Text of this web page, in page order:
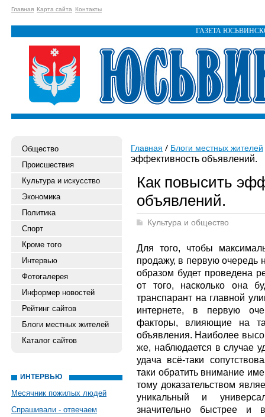
Главная Карта сайта Контакты
ГАЗЕТА
Общество
Происшествия
Культура и искусство
Экономика
Политика
Спорт
Кроме того
Интервью
Фотогалерея
Информер новостей
Рейтинг сайтов
Блоги местных жителей
Каталог сайтов
ИНТЕРВЬЮ
Месячник пожилых людей
Спрашивали - отвечаем
Главная Блоги местных жителей
эффективность объявлений.
Как повысить
объявлений.
Культура и общество
Для того, чтобы
продажу, в первую очередь
образом будет проведена
от того, насколько она
транспарант на главной
интернете, в первую
факторы, влияющие на
объявления. Наиболее
же, наблюдается в случае
удача всё-таки
таки обратить внимание
тому доказательством
уникальный и
значительно быстрее и